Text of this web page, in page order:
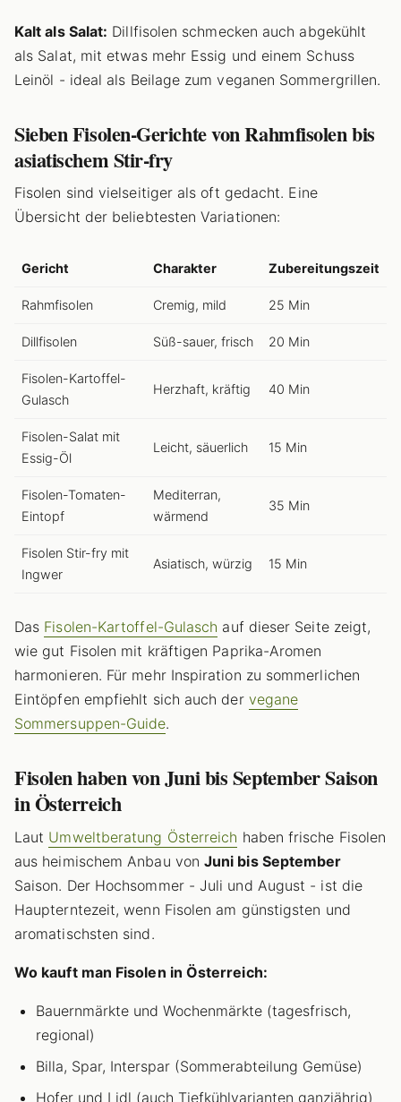
Kalt als Salat: Dillfisolen schmecken auch abgekühlt
als Salat, mit etwas mehr Essig und einem Schuss
Leinöl - ideal als Beilage zum veganen Sommergrillen.
Sieben Fisolen-Gerichte von Rahmfisolen bis
asiatischem Stir-fry
Fisolen sind vielseitiger als oft gedacht. Eine
Übersicht der beliebtesten Variationen:
Gericht Charakter Zubereitungszeit
Rahmfisolen Cremig, mild 25 Min
Dillfisolen Süß-sauer, frisch 20 Min
Fisolen-Kartoffel-
Gulasch
Herzhaft, kräftig 40 Min
Fisolen-Salat mit
Essig-Öl
Leicht, säuerlich 15 Min
Fisolen-Tomaten-
Eintopf
Mediterran,
wärmend
35 Min
Fisolen Stir-fry mit
Ingwer
Asiatisch, würzig 15 Min
Das Fisolen-Kartoffel-Gulasch auf dieser Seite zeigt,
wie gut Fisolen mit kräftigen Paprika-Aromen
harmonieren. Für mehr Inspiration zu sommerlichen
Eintöpfen empfiehlt sich auch der vegane
Sommersuppen-Guide.
Fisolen haben von Juni bis September Saison
in Österreich
Laut Umweltberatung Österreich haben frische Fisolen
aus heimischem Anbau vonJuni bis September
Saison. Der Hochsommer - Juli und August - ist die
Haupterntezeit, wenn Fisolen am günstigsten und
aromatischsten sind.
Wo kauft man Fisolen in Österreich:
Bauernmärkte und Wochenmärkte (tagesfrisch,
regional)
Billa, Spar, Interspar (Sommerabteilung Gemüse)
Hofer und Lidl (auch Tiefkühlvarianten ganzjährig)